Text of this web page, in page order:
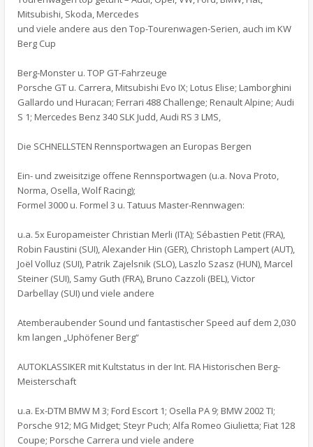
Mitsubishi, Skoda, Mercedes
und viele andere aus den Top-Tourenwagen-Serien, auch im KW
Berg Cup
Berg-Monster u. TOP GT-Fahrzeuge
Porsche GT u. Carrera, Mitsubishi Evo IX; Lotus Elise; Lamborghini
Gallardo und Huracan; Ferrari 488 Challenge; Renault Alpine; Audi
S 1; Mercedes Benz 340 SLK Judd, Audi RS 3 LMS,
Die SCHNELLSTEN Rennsportwagen an Europas Bergen
Ein- und zweisitzige offene Rennsportwagen (u.a. Nova Proto,
Norma, Osella, Wolf Racing);
Formel 3000 u. Formel 3 u. Tatuus Master-Rennwagen:
u.a. 5x Europameister Christian Merli (ITA); Sébastien Petit (FRA),
Robin Faustini (SUI), Alexander Hin (GER), Christoph Lampert (AUT),
Joël Volluz (SUI), Patrik Zajelsnik (SLO), Laszlo Szasz (HUN), Marcel
Steiner (SUI), Samy Guth (FRA), Bruno Cazzoli (BEL), Victor
Darbellay (SUI) und viele andere
Atemberaubender Sound und fantastischer Speed auf dem 2,030
km langen „Uphöfener Berg“
AUTOKLASSIKER mit Kultstatus in der Int. FIA Historischen Berg-
Meisterschaft
u.a. Ex-DTM BMW M 3; Ford Escort 1; Osella PA 9; BMW 2002 TI;
Porsche 912; MG Midget; Steyr Puch; Alfa Romeo Giulietta; Fiat 128
Coupe; Porsche Carrera und viele andere